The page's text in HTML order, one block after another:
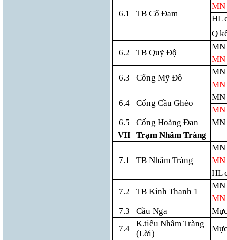
6.1 TB Cổ Đam
MN
HL
Q
6.2
TB Quỹ Độ
MN
MN
6.3
Cống Mỹ Đô
MN
6.4
Cống Cầu Ghéo
MN
MN
6.5
Cống Hoàng Đan
MN
VII
Trạm Nhâm Tràng
7.1 TB Nhâm Tràng
MN
MN
HL
7.2
TB Kinh Thanh 1
MN
MN
7.3
Cầu Nga
7.4
K.tiêu Nhâm Tràng
(Lời)